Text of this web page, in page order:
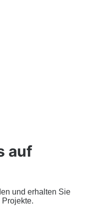
auf
und erhalten Sie